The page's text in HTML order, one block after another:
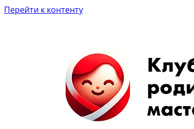
Перейти к контенту